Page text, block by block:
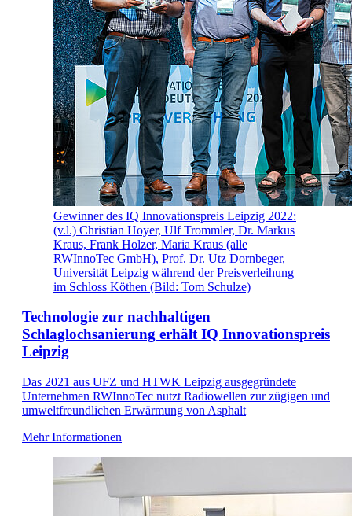
Gewinner des IQ Innovationspreis Leipzig 2022:
(v.l.) Christian Hoyer, Ulf Trommler, Dr. Markus
Kraus, Frank Holzer, Maria Kraus (alle
RWInnoTec GmbH), Prof. Dr. Utz Dornbeger,
Universität Leipzig während der Preisverleihung
im Schloss Köthen (Bild: Tom Schulze)
Technologie zur nachhaltigen
Schlaglochsanierung erhält IQ Innovationspreis
Leipzig
Das 2021 aus UFZ und HTWK Leipzig ausgegründete
Unternehmen RWInnoTec nutzt Radiowellen zur zügigen und
umweltfreundlichen Erwärmung von Asphalt
Mehr Informationen